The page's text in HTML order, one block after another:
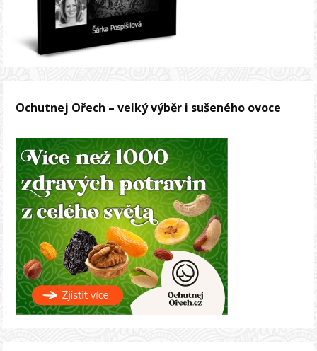
Ochutnej Ořech – velký výběr i sušeného ovoce